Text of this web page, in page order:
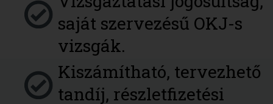
saját szervezésű OKJ-s
vizsgák.
Kiszámítható, tervezhető
tandíj, részletfizetési